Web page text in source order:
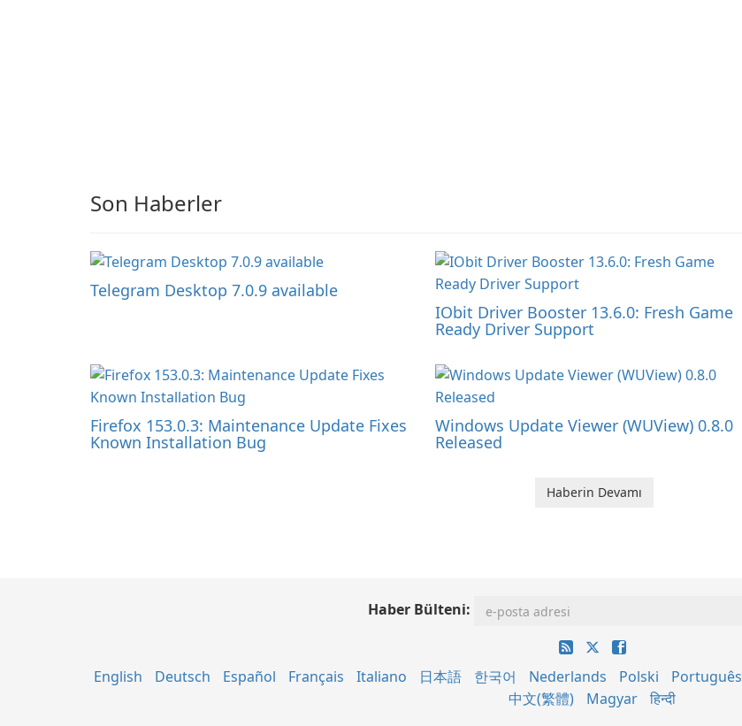
Son Haberler
Telegram Desktop 7.0.9 available
IObit Driver Booster 13.6.0: Fresh Game
Ready Driver Support
Firefox 153.0.3: Maintenance Update Fixes
Known Installation Bug
Windows Update Viewer (WUView) 0.8.0
Released
Haberin Devamı
Haber Bülteni:
English Deutsch Español Français Italiano 日本語 한국어 Nederlands Polski Português
中文(繁體)
Magyar हिन्दी